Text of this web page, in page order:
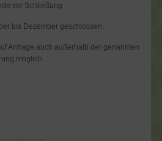
vor Schließung
bis Dezember geschlossen.
Anfrage auch außerhalb der genannten
möglich.